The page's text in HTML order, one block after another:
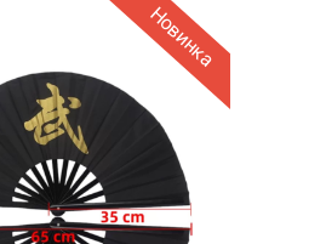
Новинка